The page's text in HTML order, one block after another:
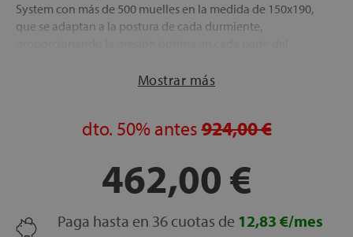
System con más de 500 muelles en la medida de 150x190,
que se adaptan a la postura de cada durmiente,
Tejido a base de bambú, de máximo
del aire en el interior del colchón
bloque de muelles ensacados del núcleo, se encuentra
protegido por bloques de espumación de alta densidad,
cama, maximizan la superficie de descanso sobre el
Mostrar más
dto. 50% antes924,00 €
462,00 €
Paga hasta en 36 cuotas de 12,83 €/mes